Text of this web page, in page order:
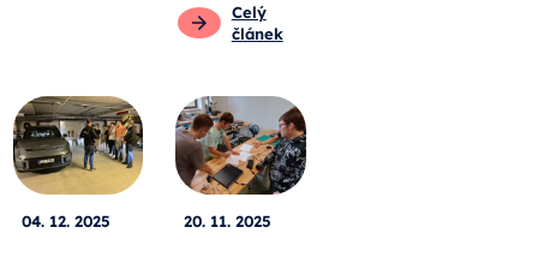
Celý
článek
04. 12. 2025 20. 11. 2025